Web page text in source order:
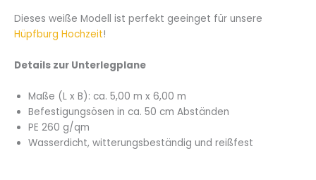
Dieses weiße Modell ist perfekt geeinget für unsere
Hüpfburg Hochzeit!
Details zur Unterlegplane
Maße (L x B): ca. 5,00 m x 6,00 m
Befestigungsösen in ca. 50 cm Abständen
PE 260 g/qm
Wasserdicht, witterungsbeständig und reißfest